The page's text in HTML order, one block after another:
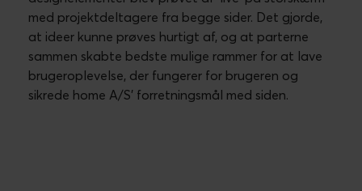
med projektdeltagere fra begge sider. Det gjorde,
at ideer kunne prøves hurtigt af, og at parterne
sammen skabte bedste mulige rammer for at lave
brugeroplevelse, der fungerer for brugeren og
sikrede home A/S’ forretningsmål med siden.